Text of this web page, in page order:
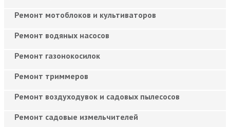
Ремонт мотоблоков и культиваторов
Ремонт водяных насосов
Ремонт газонокосилок
Ремонт триммеров
Ремонт воздуходувок и садовых пылесосов
Ремонт садовые измельчителей